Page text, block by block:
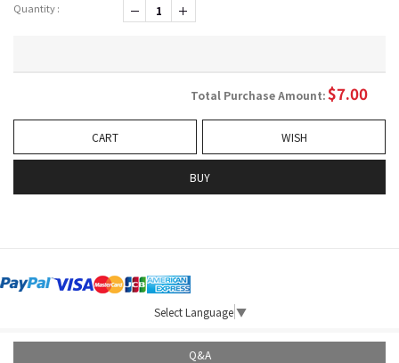
Quantity : +1
-1
Total Purchase Amount:$7.00
CART WISH
BUY
Select Language ▼
Q&A